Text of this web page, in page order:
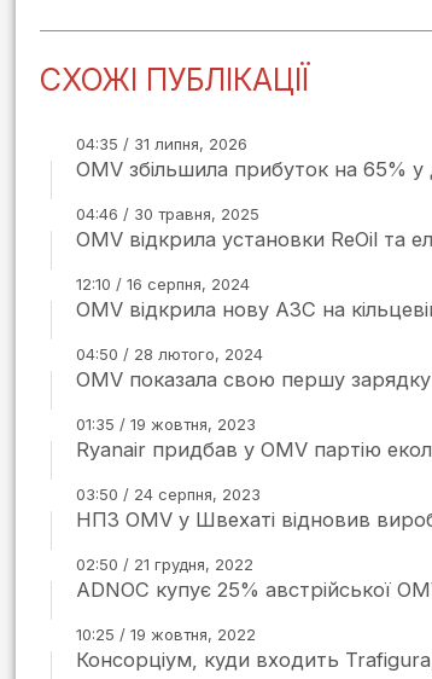
СХОЖІ ПУБЛІКАЦІЇ
04:35 / 31 липня, 2026
OMV збільшила прибуток на 65% у
04:46 / 30 травня, 2025
OMV відкрила установки ReOil та
12:10 / 16 серпня, 2024
OMV відкрила нову АЗС на
04:50 / 28 лютого, 2024
OMV показала свою першу
01:35 / 19 жовтня, 2023
Ryanair придбав у OMV партію
03:50 / 24 серпня, 2023
НПЗ OMV у Швехаті відновив
02:50 / 21 грудня, 2022
ADNOC купує 25% австрійської
10:25 / 19 жовтня, 2022
Консорціум, куди входить